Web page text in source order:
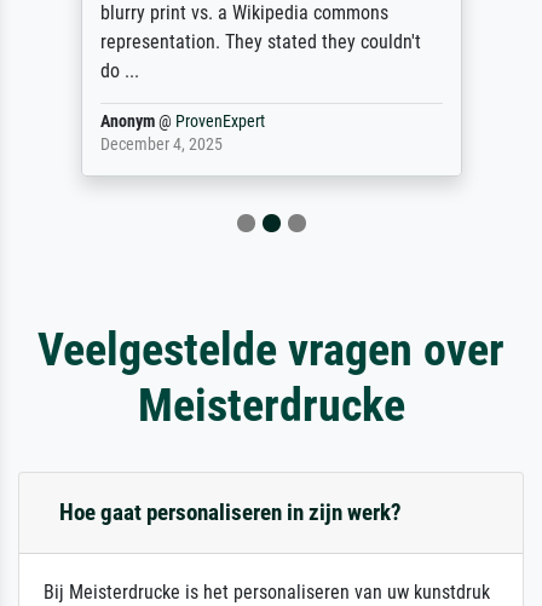
blurry print vs. a Wikipedia commons
representation. They stated they couldn't
do ...
Anonym@ ProvenExpert
December 4, 2025
Veelgestelde vragen over
Meisterdrucke
Hoe gaat personaliseren in zijn werk?
Bij Meisterdrucke is het personaliseren van uw kunstdruk